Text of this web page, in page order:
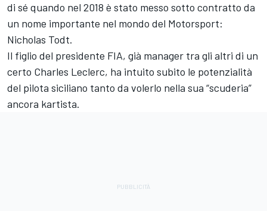
di sé quando nel 2018 è stato messo sotto contratto da
un nome importante nel mondo del Motorsport:
Nicholas Todt.
Il figlio del presidente FIA, già manager tra gli altri di un
certo Charles Leclerc, ha intuito subito le potenzialità
del pilota siciliano tanto da volerlo nella sua “scuderia”
ancora kartista.